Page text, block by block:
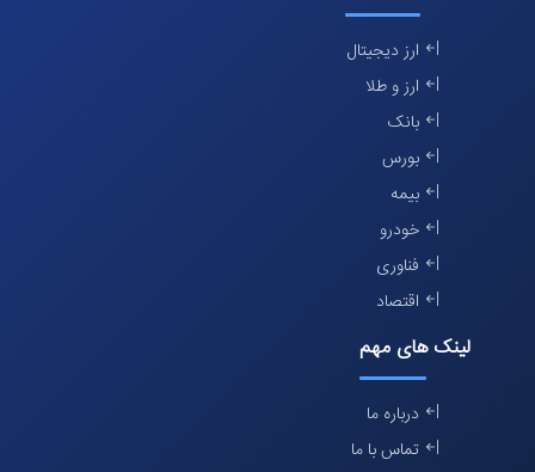
ارز دیجیتال
ارز و طلا
بانک
بورس
بیمه
خودرو
فناوری
اقتصاد
لینک های مهم
درباره ما
تماس با ما